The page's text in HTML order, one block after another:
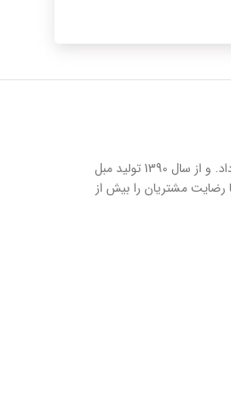
مبلمان اداری شیزن فعالیت خود را از سال 1383با تولید دو مدل صندلی اداری اغاز نموده و در سال 1388 با ثبت برند و علامت تجاری انحصاری شیزن حیطه محصولات خود را نیزتوسعه داد. و از سال 1390 تولید مبل
رضایت مشتریان را بیش از